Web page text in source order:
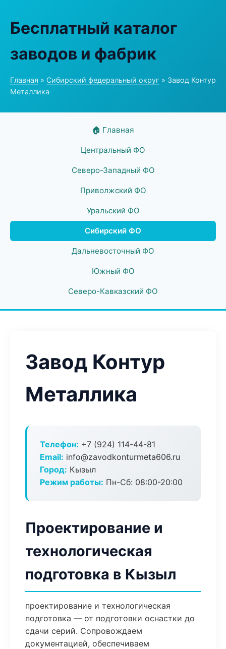
Бесплатный каталог
заводов и фабрик
Главная » Сибирский федеральный округ » Завод Контур
Металлика
🏠 Главная
Центральный ФО
Северо-Западный ФО
Приволжский ФО
Уральский ФО
Сибирский ФО
Дальневосточный ФО
Южный ФО
Северо-Кавказский ФО
Завод Контур
Металлика
Телефон: +7 (924) 114-44-81
Email: info@zavodkonturmeta606.ru
Город: Кызыл
Режим работы: Пн-Сб: 08:00-20:00
Проектирование и
технологическая
подготовка в Кызыл
проектирование и технологическая
подготовка — от подготовки оснастки до
сдачи серий. Сопровождаем
документацией, обеспечиваем